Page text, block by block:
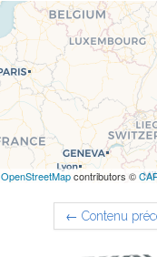
OpenStreetMapcontributors ©
← Contenu